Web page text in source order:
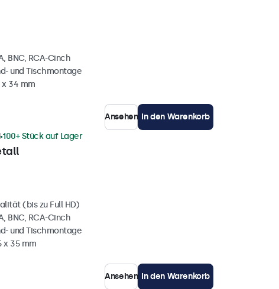
BNC, RCA-Cinch
und Tischmontage
x 34 mm
Ansehen In den Warenkorb
100+ Stück auf Lager
(bis zu Full HD)
BNC, RCA-Cinch
und Tischmontage
x 35 mm
Ansehen In den Warenkorb